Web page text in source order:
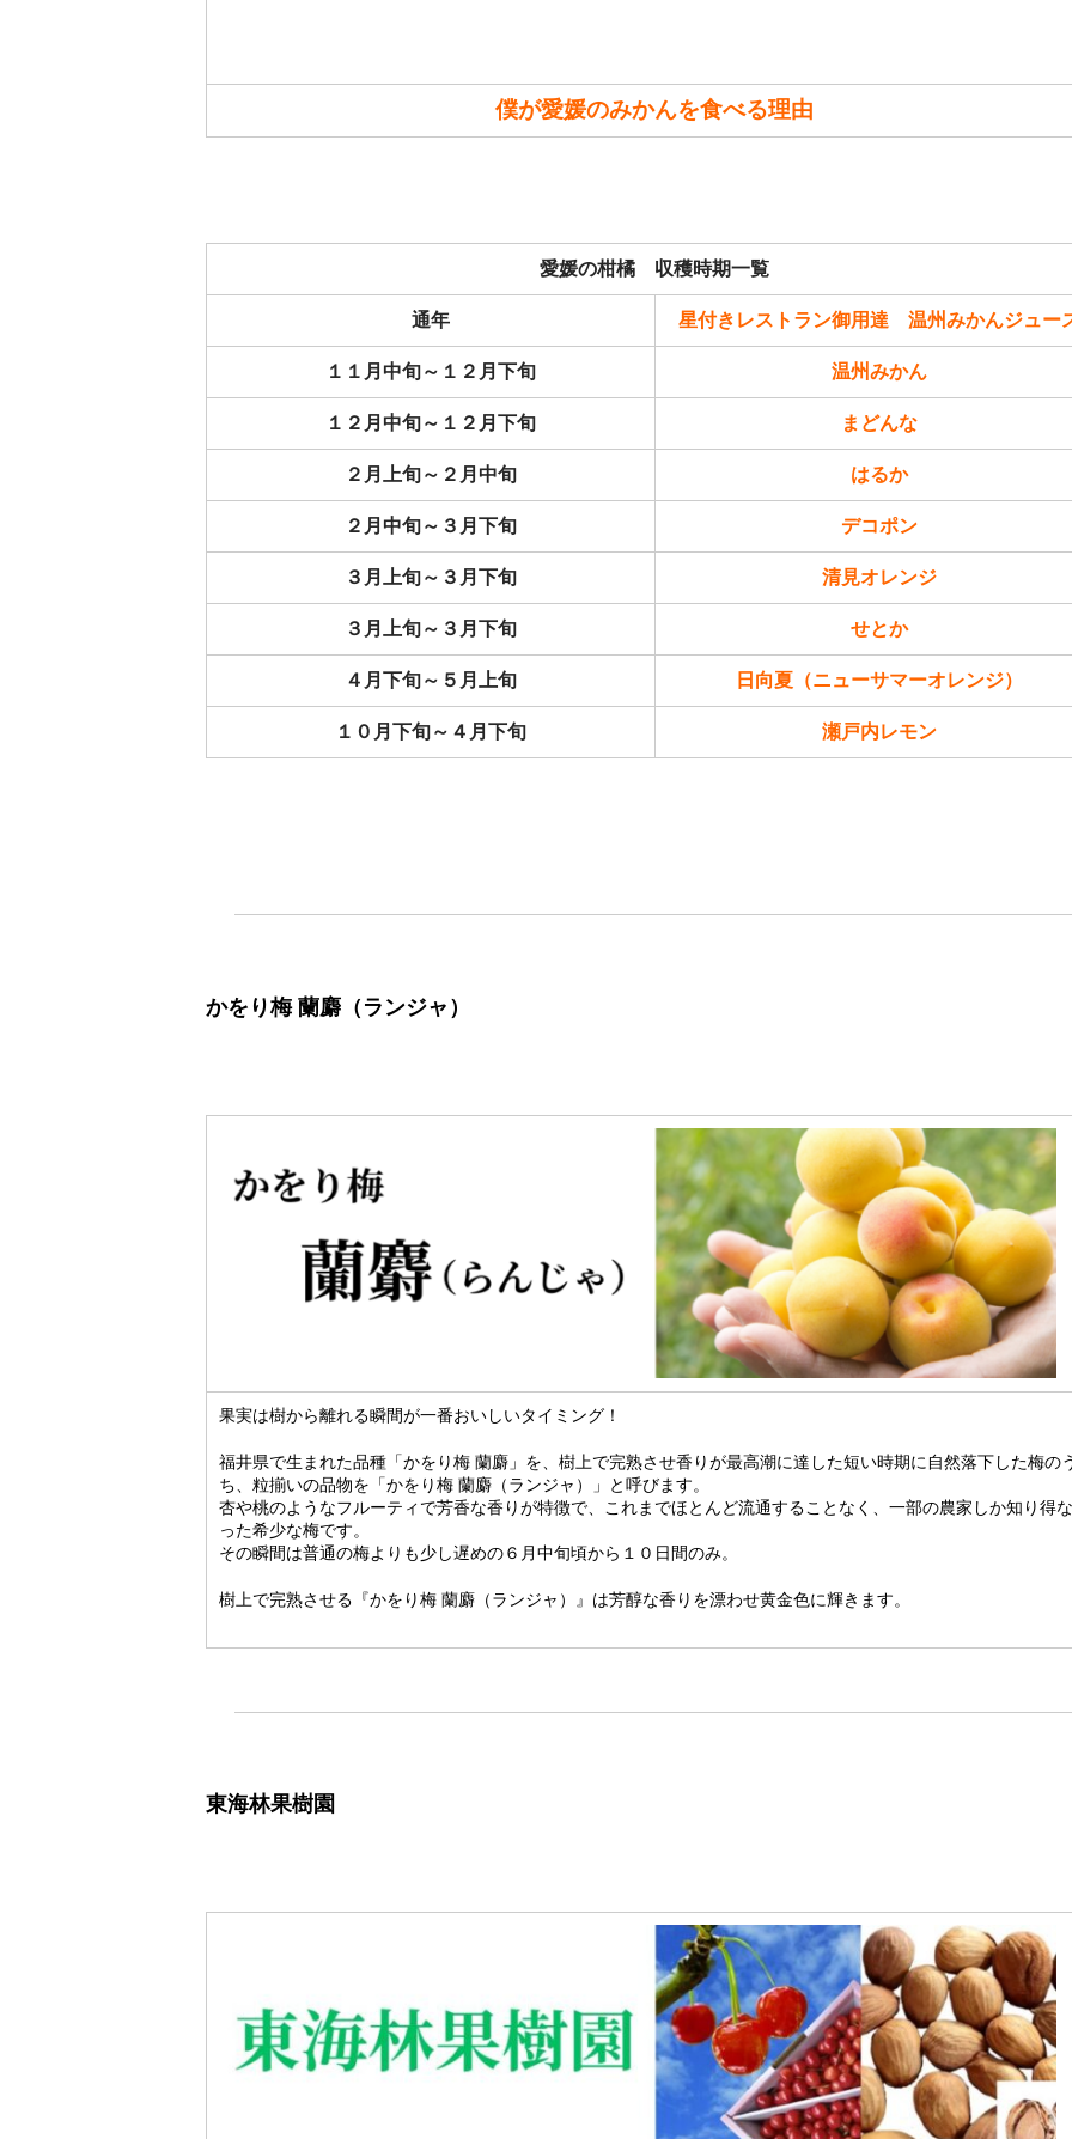
僕が愛媛のみかんを食べる理由
愛媛の柑橘 収穫時期一覧
通年 星付きレストラン御用達 温州みかんジュー
１１月中旬～１２月下旬 温州みかん
１２月中旬～１２月下旬 まどんな
２月上旬～２月中旬 はるか
２月中旬～３月下旬 デコポン
３月上旬～３月下旬 清見オレンジ
３月上旬～３月下旬 せとか
４月下旬～５月上旬 日向夏（ニューサマーオレンジ）
１０月下旬～４月下旬 瀬戸内レモン
かをり梅 蘭麝（ランジャ）
果実は樹から離れる瞬間が一番おいしいタイミング！
福井県で生まれた品種「かをり梅 蘭麝」を、樹上で完熟させ香りが最高潮に達した短い時期に自然落下した梅の
ち、粒揃いの品物を「かをり梅 蘭麝（ランジャ）」と呼びます。
杏や桃のようなフルーティで芳香な香りが特徴で、これまでほとんど流通することなく、一部の農家しか知り得
った希少な梅です。
その瞬間は普通の梅よりも少し遅めの６月中旬頃から１０日間のみ。
樹上で完熟させる『かをり梅 蘭麝（ランジャ）』は芳醇な香りを漂わせ黄金色に輝きます。
東海林果樹園